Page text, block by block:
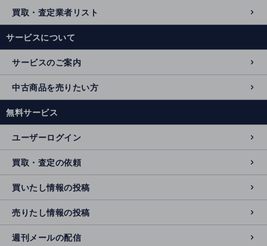
買取・査定業者リスト
サービスについて
サービスのご案内
中古商品を売りたい方
無料サービス
ユーザーログイン
買取・査定の依頼
買いたし情報の投稿
売りたし情報の投稿
週刊メールの配信